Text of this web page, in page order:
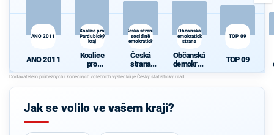
ANO 2011
ANO 2011
Koalice pro
Pardubický
kraj
Koalice
pro
Pardubick
ý kraj
Česká strana
sociálně
demokratická
Česká
strana
sociálně
demokrati
cká
Občanská
demokratická
strana
Občanská
demokrati
cká strana
TOP 09
TOP 09
Jak se volilo ve vašem kraji?